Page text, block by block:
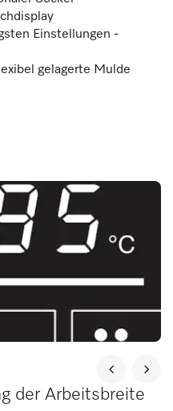
Einstellungen -
gelagerte Mulde
der Arbeitsbreite